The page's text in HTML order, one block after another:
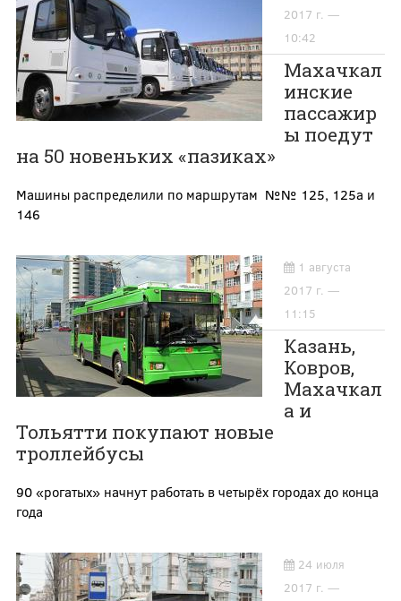
2017 г. —
10:42
Махачкал
инские
пассажир
ы поедут
на 50 новеньких «пазиках»
Машины распределили по маршрутам №№ 125, 125а и
146
1 августа
2017 г. —
11:15
Казань,
Ковров,
Махачкал
а и
Тольятти покупают новые
троллейбусы
90 «рогатых» начнут работать в четырёх городах до конца
года
24 июля
2017 г. —